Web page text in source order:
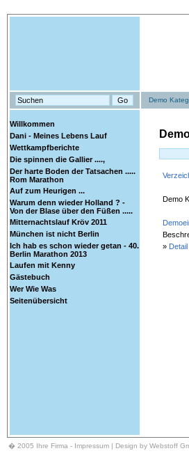
Demo
Willkommen
Dani - Meines Lebens Lauf
Wettkampfberichte
Die spinnen die Gallier ....,
Der harte Boden der Tatsachen .....
Rom Marathon
Auf zum Heurigen ...
Warum denn wieder Holland ? -
Von der Blase über den Füßen .....
Mitternachtslauf Kröv 2011
München ist nicht Berlin
Ich hab es schon wieder getan - 40.
Berlin Marathon 2013
Laufen mit Kenny
Gästebuch
Wer Wie Was
Seitenübersicht
Demo
» Detail
� 2005 Ihre Firma - Impressum| Design by Webstoff